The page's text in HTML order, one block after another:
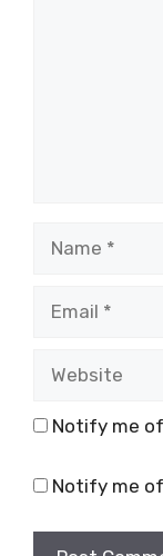
Notify me
Notify me